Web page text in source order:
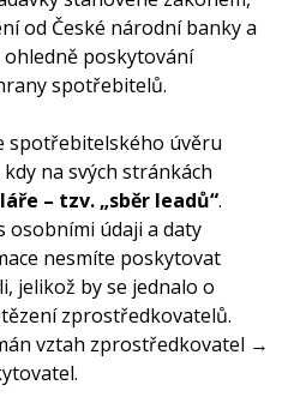
od České národní banky a
poskytování
spotřebitelů.
spotřebitelského úvěru
na svých stránkách
– tzv. „sběr leadů“.
osobními údaji a daty
nesmíte poskytovat
jelikož by se jednalo o
zprostředkovatelů.
vztah zprostředkovatel →